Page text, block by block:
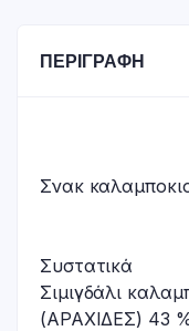
ΠΕΡΙΓΡΑΦΉ
Σνακ
Συστατικά
Σιμιγδάλι
(ΑΡΑΧΙΔΕΣ) 43